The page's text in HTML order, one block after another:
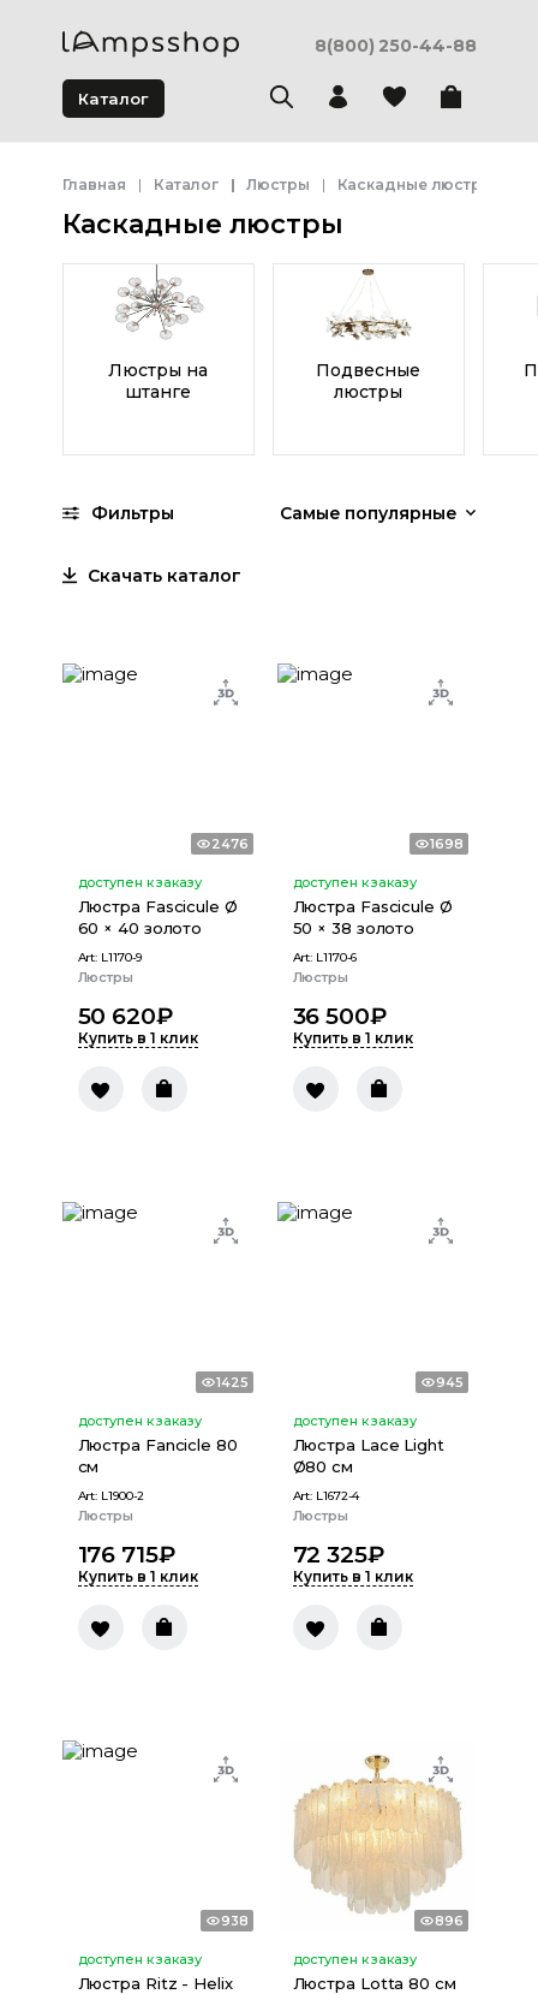
8(800) 250-44-88
Каталог
Главная Каталог Люстры Каскадные люстры
Каскадные люстры
Люстры на
штанге
Подвесные
люстры
Фильтры Самые популярные
Скачать каталог
2476
доступен к заказу
Люстра Fascicule Ø
60 × 40 золото
Art: L1170-9
Люстры
50 620₽
Купить в 1 клик
1698
доступен к заказу
Люстра Fascicule Ø
50 × 38 золото
Art: L1170-6
Люстры
36 500₽
Купить в 1 клик
1425
доступен к заказу
Люстра Fancicle 80
cм
Art: L1900-2
Люстры
176 715₽
Купить в 1 клик
945
доступен к заказу
Люстра Lace Light
Ø80 см
Art: L1672-4
Люстры
72 325₽
Купить в 1 клик
938
доступен к заказу
Люстра Ritz - Helix
896
доступен к заказу
Люстра Lotta 80 см